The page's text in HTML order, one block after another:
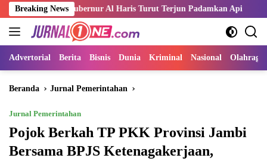
Langsung
ke
konten
Breaking News
Gubernur Al Haris Turut Terjun Padamkan Api Kemnaker
Advertorial Berita Bisnis Dunia Kriminal Nasional Olahraga
Beranda Jurnal Pemerintahan
Jurnal Pemerintahan
Pojok Berkah TP PKK Provinsi Jambi
Bersama BPJS Ketenagakerjaan,